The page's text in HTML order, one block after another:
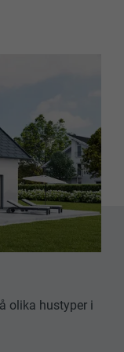
olika hustyper i